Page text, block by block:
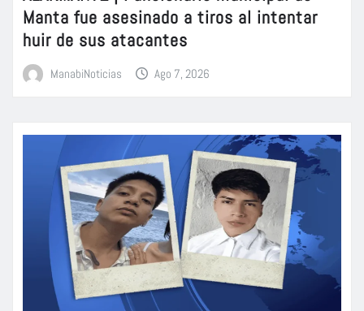
Manta fue asesinado a tiros al intentar
huir de sus atacantes
ManabiNoticias Ago 7, 2026